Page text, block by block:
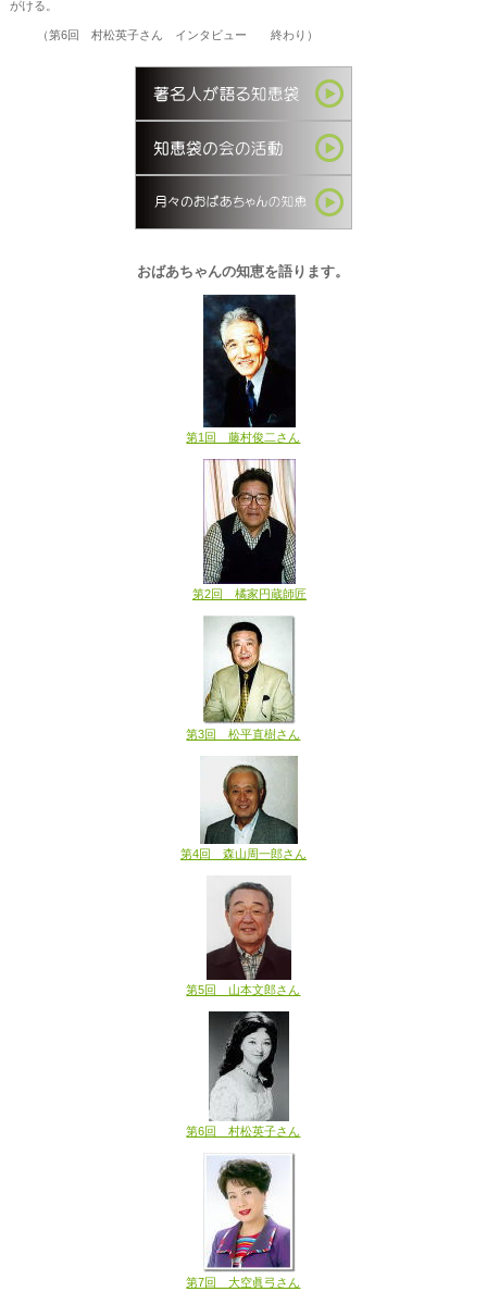
がける。
（第6回 村松英子さん インタビュー 終わり）
おばあちゃんの知恵を語ります。
第1回 藤村俊二さん
第2回 橘家円蔵師匠
第3回 松平直樹さん
第4回 森山周一郎さん
第5回 山本文郎さん
第6回 村松英子さん
第7回 大空眞弓さん